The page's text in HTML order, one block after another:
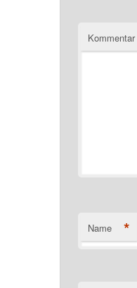
Kommentar
Name *